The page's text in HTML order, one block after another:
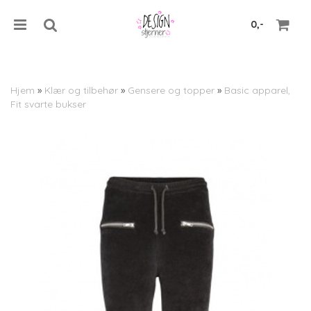
0,-
Hjem » Klær og tilbehør » Gensere og topper » Basic apparel,
Fit svarte bukser